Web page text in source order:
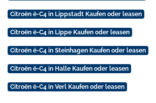
Citroën ë-C4 in Lippstadt Kaufen oder leasen
Citroën ë-C4 in Lippe Kaufen oder leasen
Citroën ë-C4 in Steinhagen Kaufen oder leasen
Citroën ë-C4 in Halle Kaufen oder leasen
Citroën ë-C4 in Verl Kaufen oder leasen